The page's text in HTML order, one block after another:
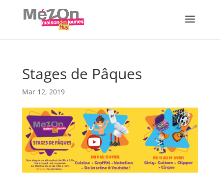
Stages de Pâques
Mar 12, 2019